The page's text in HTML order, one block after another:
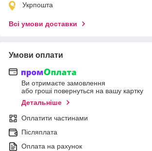
Укрпошта
Всі умови доставки
Умови оплати
Ви отримаєте замовлення
або гроші повернуться на вашу картку
Детальніше
Оплатити частинами
Післяплата
Оплата на рахунок